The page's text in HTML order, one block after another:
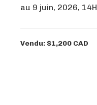
au 9 juin, 2026, 14H
Vendu: $1,200 CAD